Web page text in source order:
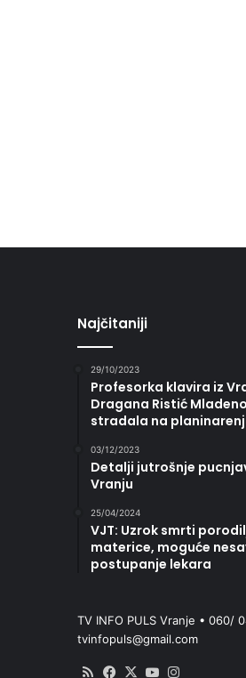
Najčitaniji
29/10/2023
Profesorka klavira iz
Dragana Ristić
stradala na
03/12/2023
Detalji jutrošnje
Vranju
25/04/2024
VJT: Uzrok smrti
materice, moguće
postupanje lekara
TV INFO PULS Vranje • 060/
tvinfopuls@gmail.com
RSS Facebook
X YouTube